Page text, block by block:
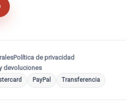
Política de privacidad
devoluciones
PayPal Transferencia